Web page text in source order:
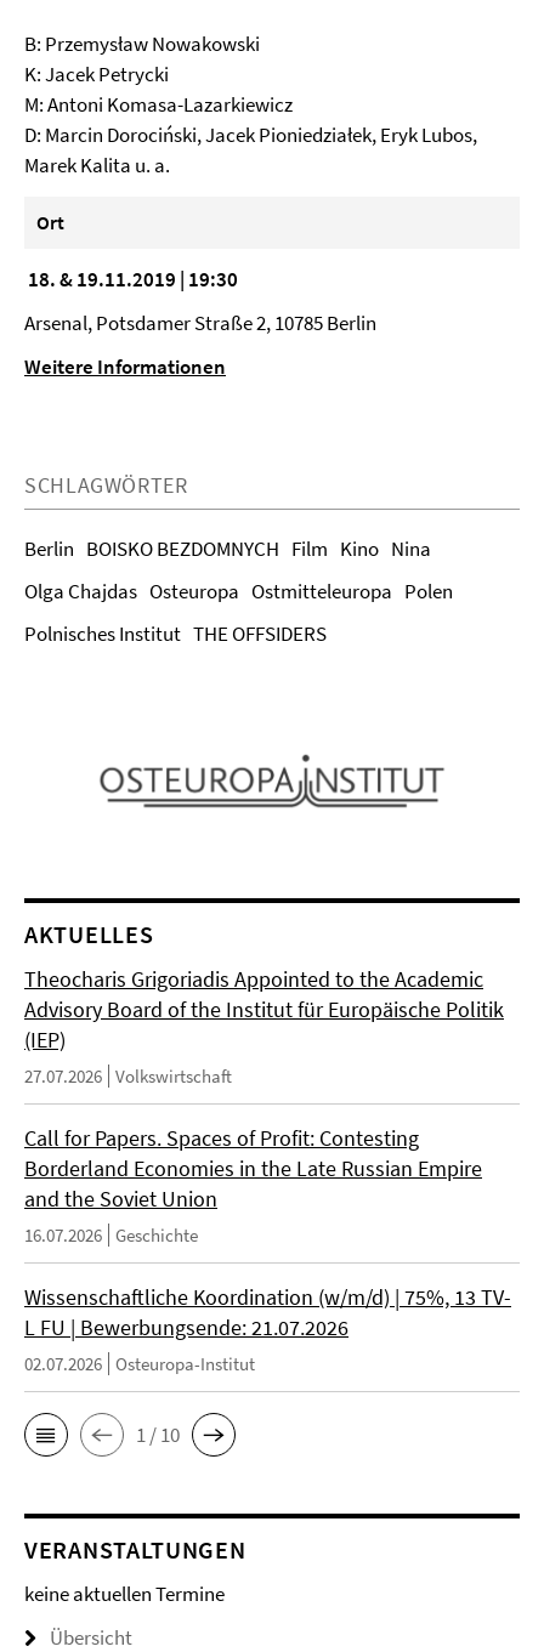
B: Przemysław Nowakowski
K: Jacek Petrycki
M: Antoni Komasa-Lazarkiewicz
D: Marcin Dorociński, Jacek Pioniedziałek, Eryk Lubos,
Marek Kalita u. a.
Ort
18. & 19.11.2019 | 19:30
Arsenal, Potsdamer Straße 2, 10785 Berlin
Weitere Informationen
SCHLAGWÖRTER
Berlin BOISKO BEZDOMNYCH Film Kino Nina
Olga Chajdas Osteuropa Ostmitteleuropa Polen
Polnisches Institut THE OFFSIDERS
AKTUELLES
Theocharis Grigoriadis Appointed to the Academic
Advisory Board of the Institut für Europäische Politik
(IEP)
27.07.2026 Volkswirtschaft
Call for Papers. Spaces of Profit: Contesting
Borderland Economies in the Late Russian Empire
and the Soviet Union
16.07.2026 Geschichte
Wissenschaftliche Koordination (w/m/d) | 75%, 13 TV-
L FU | Bewerbungsende: 21.07.2026
02.07.2026 Osteuropa-Institut
1 / 10
VERANSTALTUNGEN
keine aktuellen Termine
Übersicht